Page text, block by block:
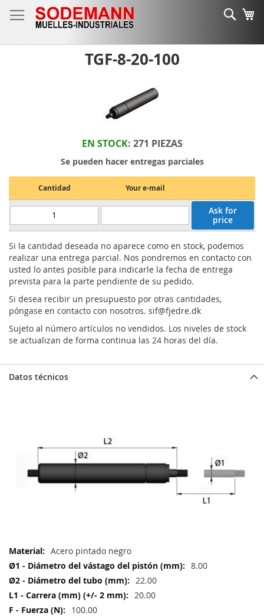
al
contenido
TGF-8-20-100
EN STOCK: 271 PIEZAS
Se pueden hacer entregas parciales
Cantidad Your e-mail
Ask for
price
Si la cantidad deseada no aparece como en stock, podemos
realizar una entrega parcial. Nos pondremos en contacto con
usted lo antes posible para indicarle la fecha de entrega
prevista para la parte pendiente de su pedido.
Si desea recibir un presupuesto por otras cantidades,
póngase en contacto con nosotros. sif@fjedre.dk
Sujeto al número artículos no vendidos. Los niveles de stock
se actualizan de forma continua las 24 horas del día.
Datos técnicos
Más
Información
Acero pintado negro
8.00
22.00
20.00
100.00